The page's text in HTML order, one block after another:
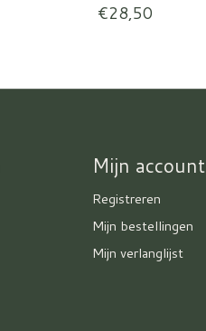
€28,50
Mijn account
Registreren
Mijn bestellingen
Mijn verlanglijst